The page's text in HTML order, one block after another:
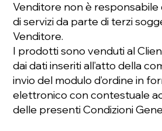
Venditore non è
di servizi da parte di terzi
Venditore.
I prodotti sono venduti al
dai dati inseriti all’atto della
invio del modulo d’ordine in
elettronico con contestuale
delle presenti Condizioni